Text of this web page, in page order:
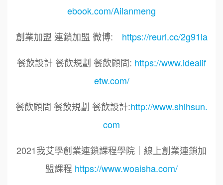
ebook.com/Ailanmeng
創業加盟 連鎖加盟 微博: https://reurl.cc/2g91la
餐飲設計 餐飲規劃 餐飲顧問: https://www.idealif
etw.com/
餐飲顧問 餐飲規劃 餐飲設計:http://www.shihsun.
com
2021我艾學創業連鎖課程學院｜線上創業連鎖加
盟課程 https://www.woaisha.com/